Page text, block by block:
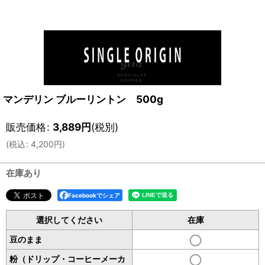
マンデリン ブルーリントン 500g
販売価格: 3,889円(税別)
(税込: 4,200円)
在庫あり
Facebookでシェア
選択してください
在庫
豆のまま
粉（ドリップ・コーヒーメーカ